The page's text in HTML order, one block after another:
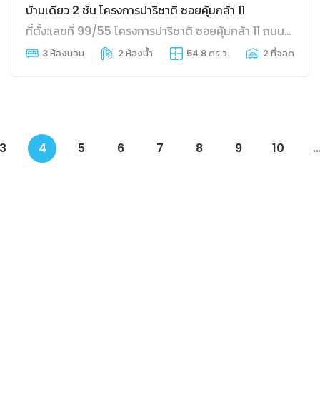
บ้านเดี่ยว 2 ช้ัน โครงการปาริชาติ ซอยคุ้มกล้า 11
ที่ตั้ง:เลขที่ 99/55 โครงการปาริชาติ ซอยคุ้มกล้า 11 ถนนคุ้มกล้า
3 ห้องนอน 2 ห้องน้ำ 54.8 ตร.ว. 2 ที่จอดรถ
3 4 5 6 7 8 9 10